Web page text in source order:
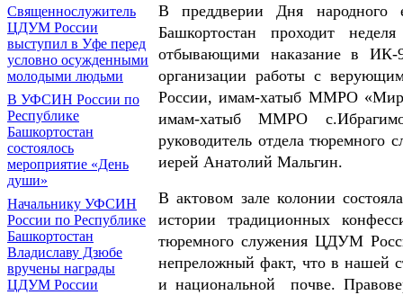
Священнослужитель
ЦДУМ России
выступил в Уфе перед
условно осужденными
молодыми людьми
В УФСИН России по
Республике
Башкортостан
состоялось
мероприятие «День
души»
Начальнику УФСИН
России по Республике
Башкортостан
Владиславу Дзюбе
вручены награды
ЦДУМ России
В преддверии Дня
Башкортостан проходит
отбывающими наказание в ИК-
организации работы с
России, имам-хатыб ММРО
имам-хатыб ММРО
руководитель отдела
иерей Анатолий Мальгин.
В актовом зале колонии
истории традиционных
тюремного служения ЦДУМ
непреложный факт, что в нашей
и национальной
почве.